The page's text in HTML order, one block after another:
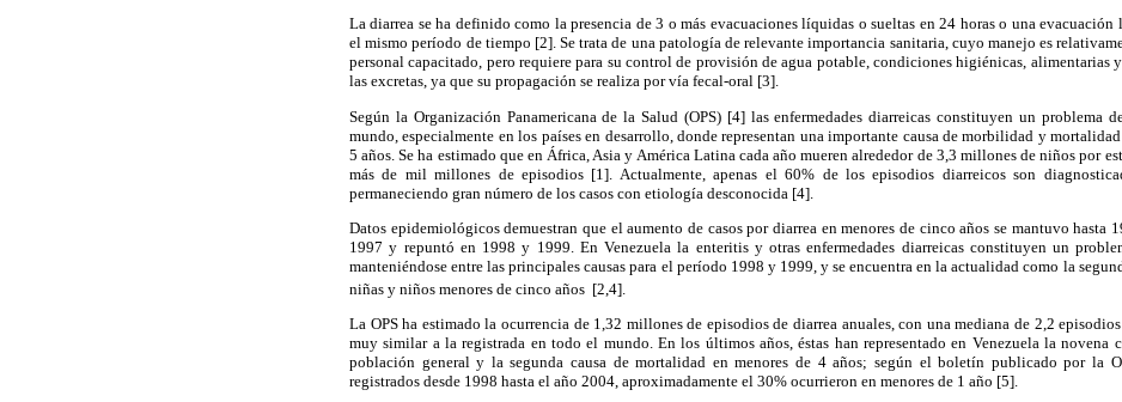
La diarrea se ha definido como la presencia de 3 o más evacuaciones líquidas o sueltas en 24 horas o una evacuación
el mismo período de tiempo [2]. Se trata de una patología de relevante importancia sanitaria, cuyo manejo es
personal capacitado, pero requiere para su control de provisión de agua potable, condiciones higiénicas, alimentarias
las excretas, ya que su propagación se realiza por vía fecal-oral [3].
Según la Organización Panamericana de la Salud (OPS) [4] las enfermedades diarreicas constituyen un problema
mundo, especialmente en los países en desarrollo, donde representan una importante causa de morbilidad y
5 años.Se ha estimado que en África, Asia y América Latina cada año mueren alrededor de 3,3 millones de niños por
más de mil millones de episodios [1]. Actualmente, apenas el 60% de los episodios diarreicos son
permaneciendo gran número de los casos con etiología desconocida [4].
Datos epidemiológicos demuestran que el aumento de casos por diarrea en menores de cinco años se mantuvo hasta
1997 y repuntó en 1998 y 1999. En Venezuela la enteritis y otras enfermedades diarreicas constituyen un
manteniéndose entre las principales causas para el período 1998 y 1999, y se encuentra en la actualidad como la
niñas y niños menores de cinco años [2,4].
La OPS ha estimado la ocurrencia de 1,32 millones de episodios de diarrea anuales, con una mediana de 2,2
muy similar a la registrada en todo el mundo. En los últimos años, éstas han representado en Venezuela la novena
población general y la segunda causa de mortalidad en menores de 4 años; según el boletín publicado por la
registrados desde 1998 hasta el año 2004, aproximadamente el 30% ocurrieron en menores de 1 año [5].